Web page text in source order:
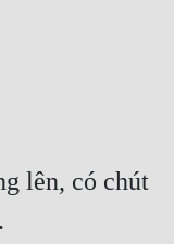
lên, có chút